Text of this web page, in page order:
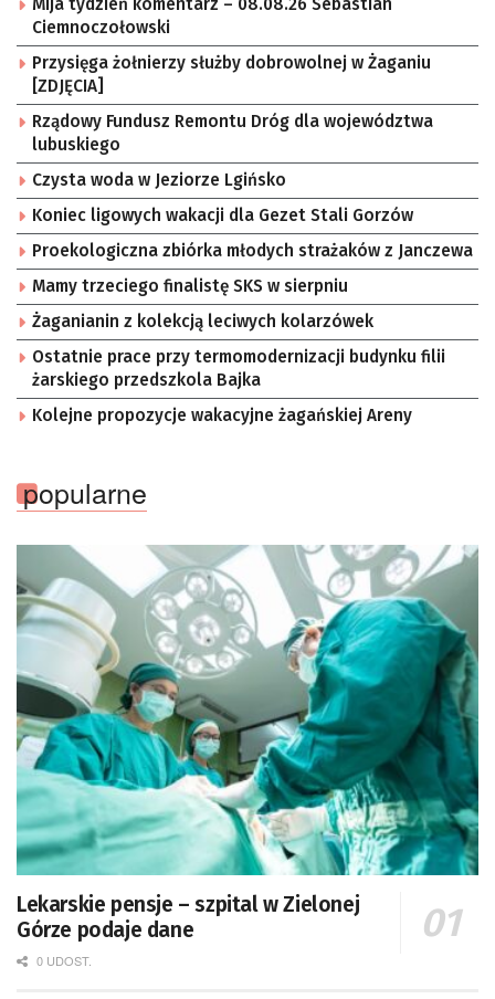
Mija tydzień komentarz – 08.08.26 Sebastian
Ciemnoczołowski
Przysięga żołnierzy służby dobrowolnej w Żaganiu
[ZDJĘCIA]
Rządowy Fundusz Remontu Dróg dla województwa
lubuskiego
Czysta woda w Jeziorze Lgińsko
Koniec ligowych wakacji dla Gezet Stali Gorzów
Proekologiczna zbiórka młodych strażaków z Janczewa
Mamy trzeciego finalistę SKS w sierpniu
Żaganianin z kolekcją leciwych kolarzówek
Ostatnie prace przy termomodernizacji budynku filii
żarskiego przedszkola Bajka
Kolejne propozycje wakacyjne żagańskiej Areny
popularne
Lekarskie pensje – szpital w Zielonej
Górze podaje dane
0 UDOST.